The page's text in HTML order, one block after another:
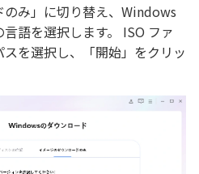
のみ」に切り替え、Windows
語を選択します。 ISO ファ
を選択し、「開始」をクリッ